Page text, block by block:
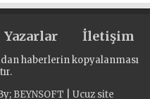
Yazarlar İletişim
haberlerin kopyalanması
BEYNSOFT Ucuz site